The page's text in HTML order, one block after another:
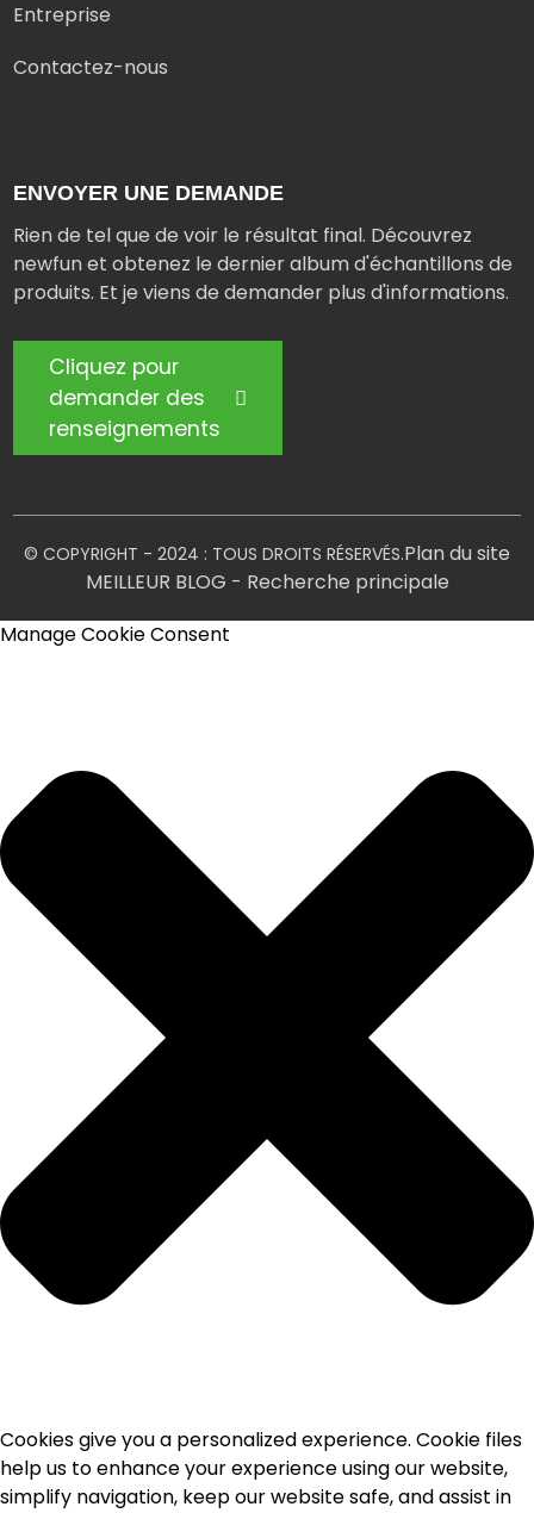
Entreprise
Contactez-nous
ENVOYER UNE DEMANDE
Rien de tel que de voir le résultat final. Découvrez
newfun et obtenez le dernier album d'échantillons de
produits. Et je viens de demander plus d'informations.
Cliquez pour
demander des
renseignements
© COPYRIGHT - 2024 : TOUS DROITS RÉSERVÉS.Plan du site
MEILLEUR BLOG - Recherche principale
Manage Cookie Consent
Cookies give you a personalized experience. Cookie files
help us to enhance your experience using our website,
simplify navigation, keep our website safe, and assist in